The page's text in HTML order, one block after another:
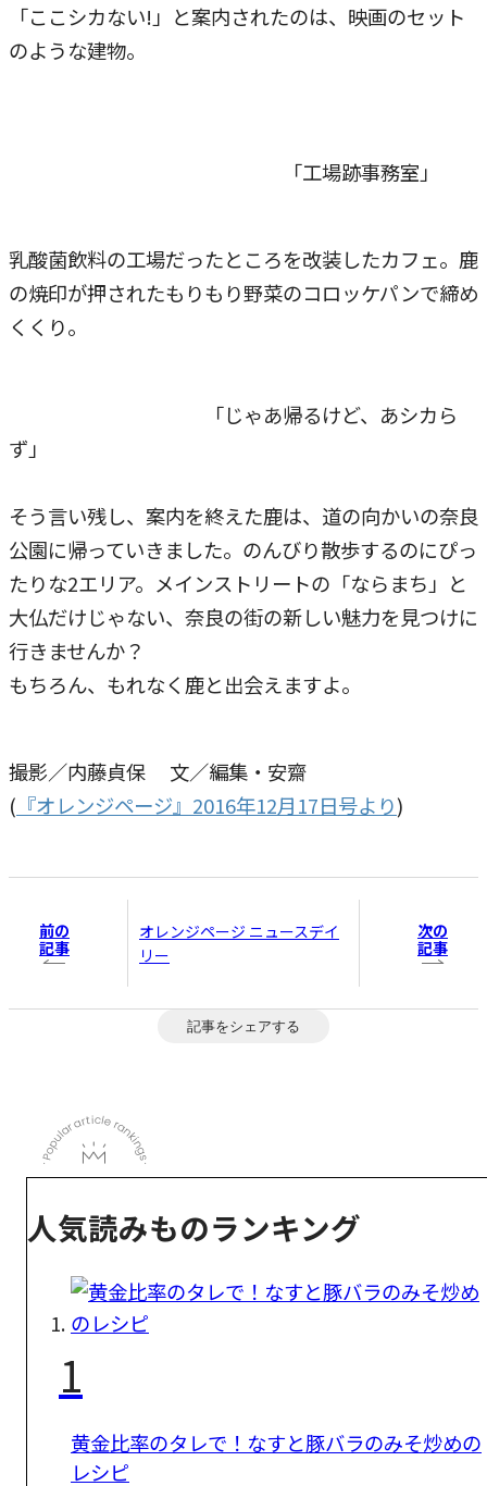
「ここシカない!」と案内されたのは、映画のセット
のような建物。
「工場跡事務室」
乳酸菌飲料の工場だったところを改装したカフェ。鹿
の焼印が押されたもりもり野菜のコロッケパンで締め
くくり。
「じゃあ帰るけど、あシカら
ず」
そう言い残し、案内を終えた鹿は、道の向かいの奈良
公園に帰っていきました。のんびり散歩するのにぴっ
たりな2エリア。メインストリートの「ならまち」と
大仏だけじゃない、奈良の街の新しい魅力を見つけに
行きませんか？
もちろん、もれなく鹿と出会えますよ。
撮影／内藤貞保 文／編集・安齋
( 『オレンジページ』2016年12月17日号より)
前の
記事
オレンジページ ニュースデイ
リー
次の
記事
記事をシェアする
人気読みものランキング
1
黄金比率のタレで！なすと豚バラのみそ炒めの
レシピ